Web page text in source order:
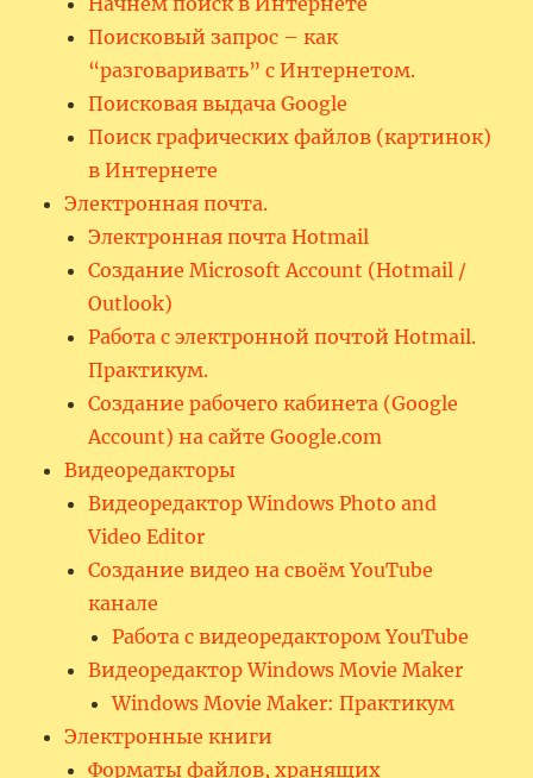
Поисковый запрос – как
“разговаривать” с Интернетом.
Поисковая выдача Google
Поиск графических файлов (картинок)
в Интернете
Электронная почта.
Электронная почта Hotmail
Создание Microsoft Account (Hotmail /
Outlook)
Работа с электронной почтой Hotmail.
Практикум.
Создание рабочего кабинета (Google
Account) на сайте Google.com
Видеоредакторы
Видеоредактор Windows Photo and
Video Editor
Создание видео на своём YouTube
канале
Работа с видеоредактором YouTube
Видеоредактор Windows Movie Maker
Windows Movie Maker: Практикум
Электронные книги
Форматы файлов, хранящих